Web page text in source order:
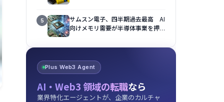
5
サムスン電子、四半期過去最高 AI
向けメモリ需要が半導体事業を押し
Plus Web3 Agent
AI・Web3 領域の転職なら
業界特化エージェントが、企業のカルチャ